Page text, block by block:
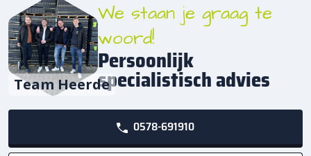
Team Heerde
We staan je graag te
woord!
Persoonlijk
specialistisch advies
0578-691910